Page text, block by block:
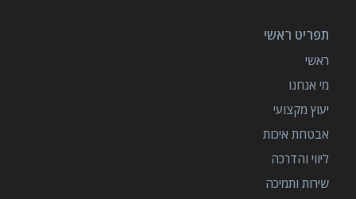
תפריט ראשי
ראשי
מי אנחנו
יעוץ מקצועי
אבטחת איכות
ליווי והדרכה
שירות ותמיכה